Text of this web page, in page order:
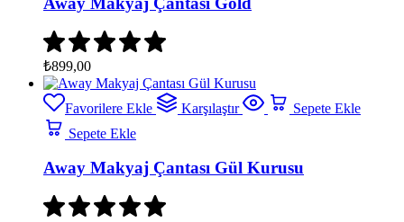
₺899,00
Favorilere Ekle Karşılaştır
Sepete Ekle
Sepete Ekle
Away Makyaj Çantası Gül Kurusu